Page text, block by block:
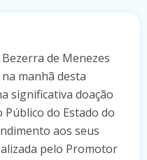
de Menezes
manhã desta
significativa doação
do Estado do
aos seus
pelo Promotor